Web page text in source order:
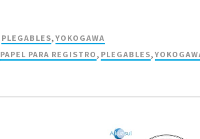
PLEGABLES,YOKOGAWA
PAPEL PARA REGISTRO, PLEGABLES,